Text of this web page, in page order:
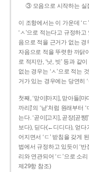
③ 모음으로 시작하는 실
이 조항에서는 이 가운데 ‘
‘ㅅ’으로 적는다고 규정하
음으로 적을 근거가 없는 경
자음으로 적을 뚜렷한 까닭
로 적지만, ‘낫, 빗’ 등과 같
없는 경우는 ‘ㅅ’으로 적는
거가 있는 경우에는 당연히
첫째, ‘맏이[마지], 맏아들[마
까리]’의 ‘낟’처럼 원래부터
는다. ‘곧이[고지], 곧장[곧
보다), 딛다(←디디다), 얻다
어지면서 ‘ㄷ’ 받침을 갖게
법에서 규정하고 있듯이 ‘반
리와 연관되어 ‘ㄷ’으로 소
제29항 참조)